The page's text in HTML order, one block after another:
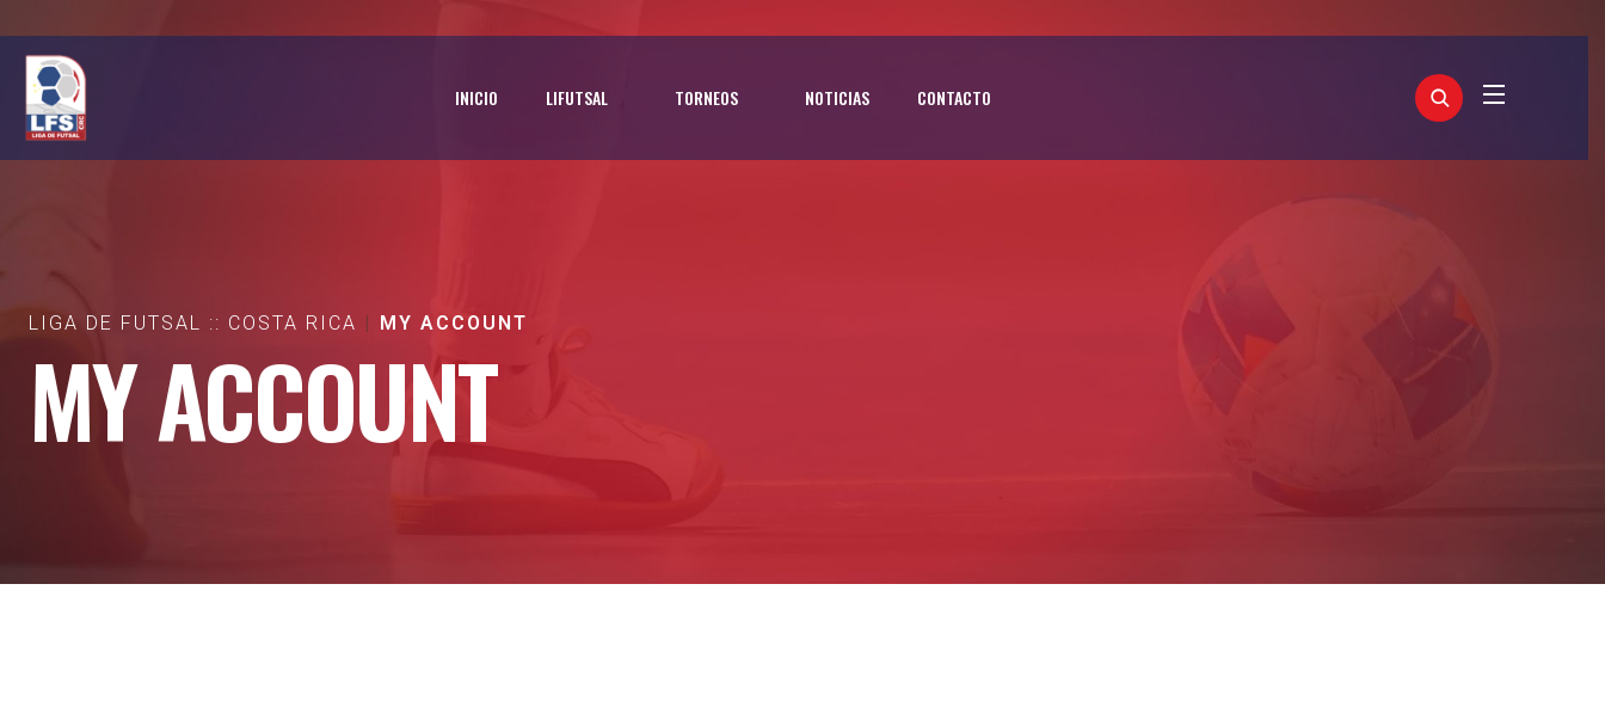
INICIO LIFUTSAL TORNEOS NOTICIAS CONTACTO
LIGA DE FUTSAL :: COSTA RICA MY ACCOUNT
MY ACCOUNT